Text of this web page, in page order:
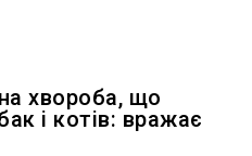
хвороба, що
і котів: вражає